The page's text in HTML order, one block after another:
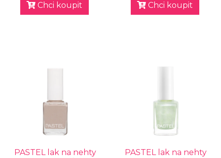
Chci koupit Chci koupit
PASTEL lak na nehty
PASTEL lak na nehty